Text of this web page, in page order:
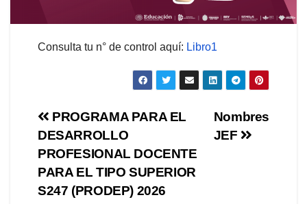
Consulta tu n° de control aquí: Libro1
Navegación
de
entradas
Nombres
JEF
PROGRAMA PARA EL
DESARROLLO
PROFESIONAL DOCENTE
PARA EL TIPO SUPERIOR
S247 (PRODEP) 2026